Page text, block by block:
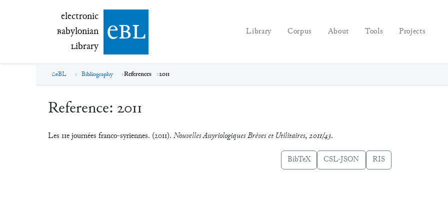
electronic Babylonian Library (eBL)
electronic
Babylonian
Library ebl Library Corpus About Tools Projects
eBL Bibliography References 2011
Reference: 2011
Les 11e journées franco-syriennes. (2011). Nouvelles Assyriologiques Brèves et Utilitaires,2011/43.
BibTeX CSL-JSON RIS